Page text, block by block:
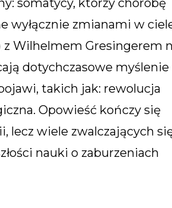
somatycy, którzy chorobę
wyłącznie zmianami w
Wilhelmem Gresingerem
dotychczasowe myślenie
takich jak: rewolucja
Opowieść kończy się
lecz wiele zwalczających
nauki o zaburzeniach